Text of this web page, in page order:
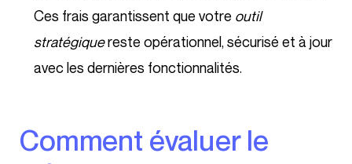
Ces frais garantissent que votre outil
stratégiquereste opérationnel, sécurisé et à jour
avec les dernières fonctionnalités.
Comment évaluer le